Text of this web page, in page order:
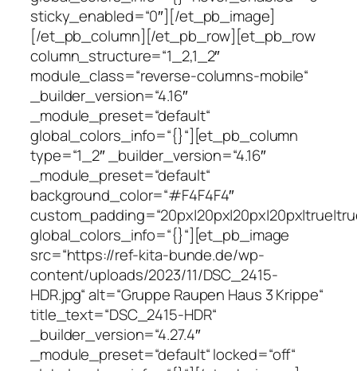
sticky_enabled=“0″][/et_pb_image]
[/et_pb_column][/et_pb_row][et_pb_row
column_structure=“1_2,1_2″
module_class=“reverse-columns-mobile“
_builder_version=“4.16″
_module_preset=“default“
global_colors_info=“{}“][et_pb_column
type=“1_2″ _builder_version=“4.16″
_module_preset=“default“
background_color=“#F4F4F4″
global_colors_info=“{}“][et_pb_image
src=“https://ref-kita-bunde.de/wp-
content/uploads/2023/11/DSC_2415-
HDR.jpg“ alt=“Gruppe Raupen Haus 3 Krippe“
title_text=“DSC_2415-HDR“
_builder_version=“4.27.4″
_module_preset=“default“ locked=“off“